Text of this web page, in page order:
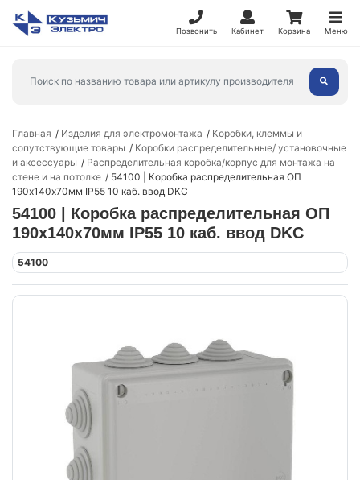
Позвонить Кабинет Корзина Меню
Главная Изделия для электромонтажа
Коробки, клеммы и
сопутствующие товары
Коробки распределительные/ установочные
и аксессуары
Распределительная коробка/корпус для монтажа на
стене и на потолке
54100 | Коробка распределительная ОП
190х140х70мм IP55 10 каб. ввод DKC
54100 | Коробка распределительная ОП
190х140х70мм IP55 10 каб. ввод DKC
54100